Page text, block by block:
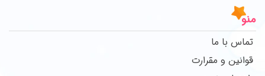
منو
تماس با ما
قوانین و مقرارت